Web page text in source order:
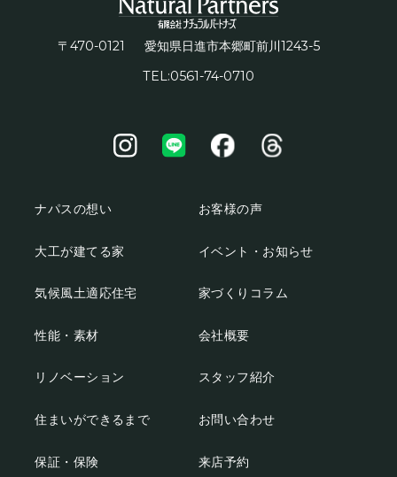
〒470-0121 愛知県日進市本郷町前川1243-5
TEL:0561-74-0710
ナパスの想い
大工が建てる家
気候風土適応住宅
性能・素材
リノベーション
住まいができるまで
保証・保険
お客様の声
イベント・お知らせ
家づくりコラム
会社概要
スタッフ紹介
お問い合わせ
来店予約